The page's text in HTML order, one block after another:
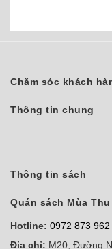
Chăm sóc khách
Thông tin chung
Thông tin sách
Quán sách Mùa Thu
Hotline: 0972 873 962
Địa chỉ: M20, Đường